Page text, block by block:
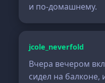
и по-домашнему.
jcole_neverfold
Вчера вечером
сидел на балконе,